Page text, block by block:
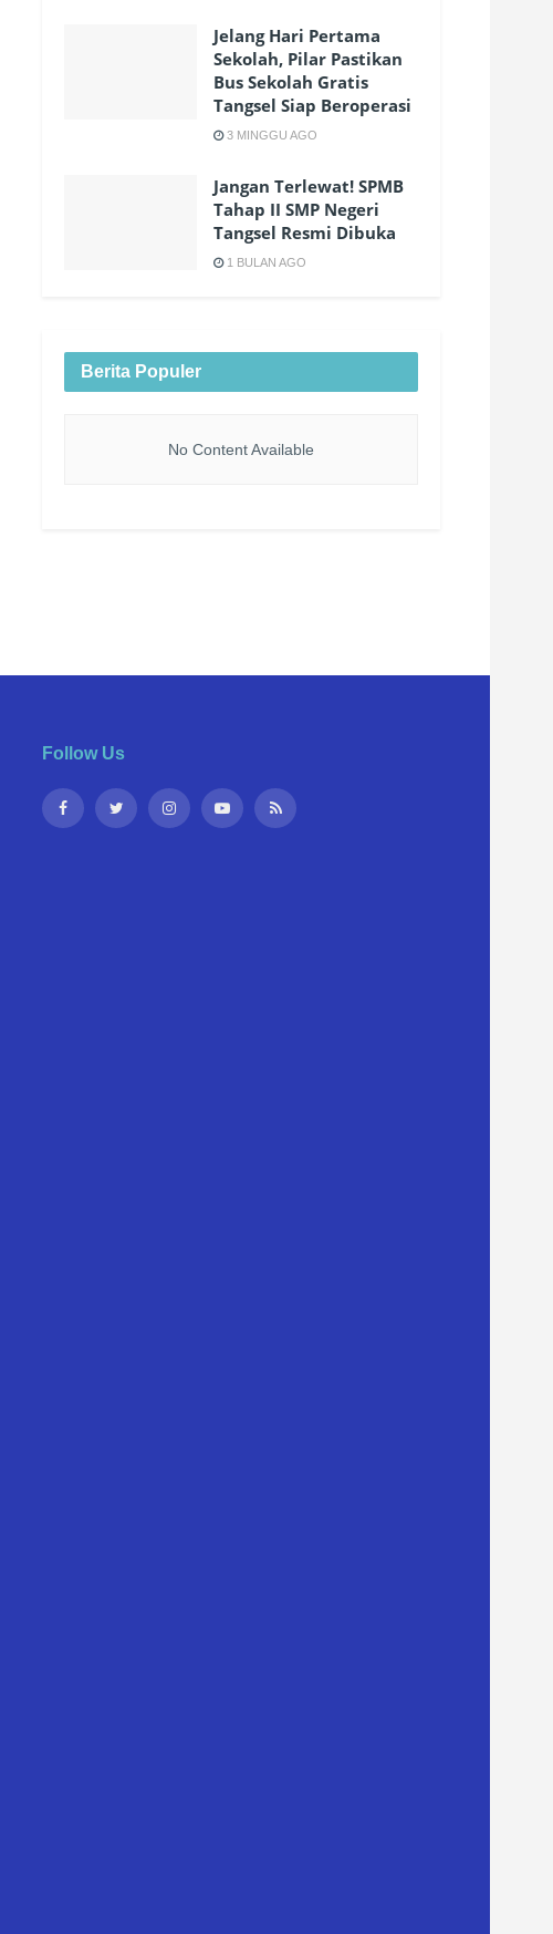
Jelang Hari Pertama
Sekolah, Pilar Pastikan
Bus Sekolah Gratis
Tangsel Siap Beroperasi
3 MINGGU AGO
Jangan Terlewat! SPMB
Tahap II SMP Negeri
Tangsel Resmi Dibuka
1 BULAN AGO
Berita Populer
No Content Available
Follow Us